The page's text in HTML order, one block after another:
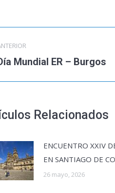
Mundial ER – Burgos
Relacionados
ENCUENTRO XXIV
EN SANTIAGO DE
26 mayo, 2026